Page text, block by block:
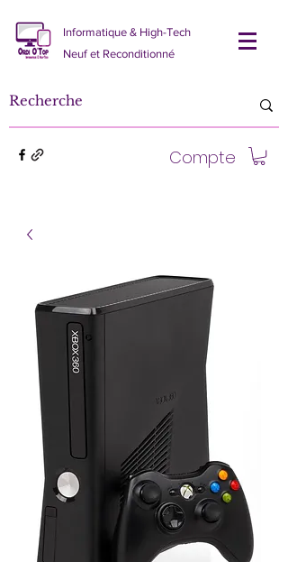
Informatique & High-Tech
Neuf et Reconditionné
Compte